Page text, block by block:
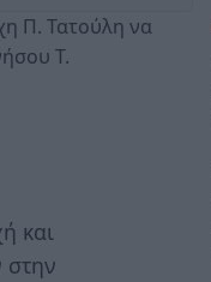
Π. Τατούλη να
Τ.
και
στην